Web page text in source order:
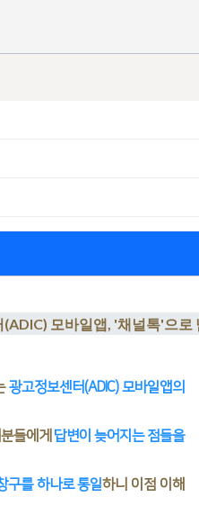
모바일앱, '채널톡'으로
광고정보센터(ADIC) 모바일앱의
들에게 답변이 늦어지는 점들을
구를 하나로 통일하니 이점 이해